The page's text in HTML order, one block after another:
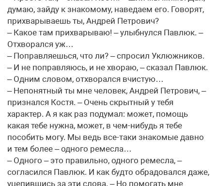
думаю, зайду к знакомому, наведаем его. Говорят,
прихварываешь ты, Андрей Петрович?
– Какое там прихварываю! – улыбнулся Павлюк. –
Отхворался уж…
– Поправляешься, что ли? – спросил Уклюжников.
– И не поправляюсь, и не хвораю, – сказал Павлюк.
– Одним словом, отхворался вчистую…
– Непонятный ты мне человек, Андрей Петрович, –
признался Костя. – Очень скрытный у тебя
характер. А я как раз подумал: может, помощь
какая тебе нужна, может, в чем-нибудь я тебе
пособить могу. Мы ведь все-таки знакомые давно
и тем более – одного ремесла…
– Одного – это правильно, одного ремесла, –
согласился Павлюк. И как будто обрадовался даже,
уцепившись за эти слова. – Но помогать мне